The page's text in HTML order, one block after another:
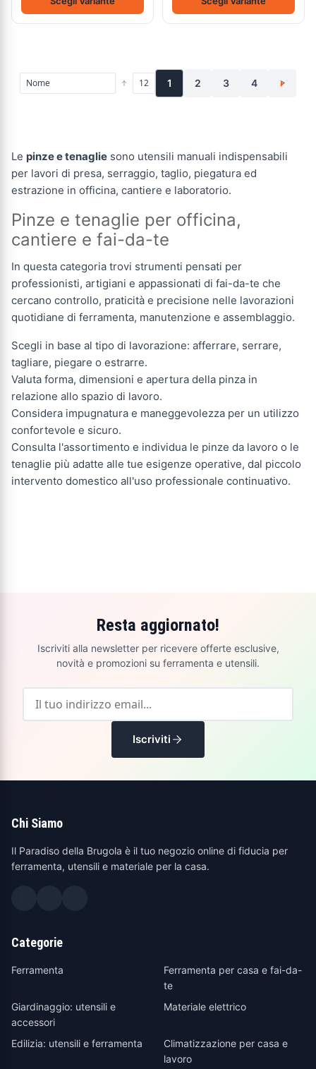
1 2 3 4 >
Le pinze e tenaglie sono utensili manuali indispensabili
per lavori di presa, serraggio, taglio, piegatura ed
estrazione in officina, cantiere e laboratorio.
Pinze e tenaglie per officina,
cantiere e fai-da-te
In questa categoria trovi strumenti pensati per
professionisti, artigiani e appassionati di fai-da-te che
cercano controllo, praticità e precisione nelle lavorazioni
quotidiane di ferramenta, manutenzione e assemblaggio.
Scegli in base al tipo di lavorazione: afferrare, serrare,
tagliare, piegare o estrarre.
Valuta forma, dimensioni e apertura della pinza in
relazione allo spazio di lavoro.
Considera impugnatura e maneggevolezza per un utilizzo
confortevole e sicuro.
Consulta l'assortimento e individua le pinze da lavoro o le
tenaglie più adatte alle tue esigenze operative, dal piccolo
intervento domestico all'uso professionale continuativo.
Resta aggiornato!
Iscriviti alla newsletter per ricevere offerte esclusive,
novità e promozioni su ferramenta e utensili.
Iscriviti
Chi Siamo
Il Paradiso della Brugola è il tuo negozio online di fiducia per
ferramenta, utensili e materiale per la casa.
Categorie
Ferramenta
Ferramenta per casa e fai-da-
te
Giardinaggio: utensili e
accessori
Materiale elettrico
Edilizia: utensili e ferramenta
Climatizzazione per casa e
lavoro